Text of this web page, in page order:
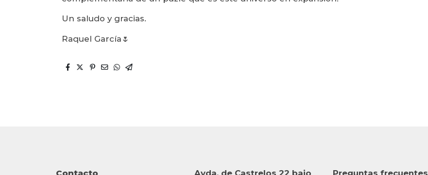
Un saludo y gracias.
Raquel García🌷